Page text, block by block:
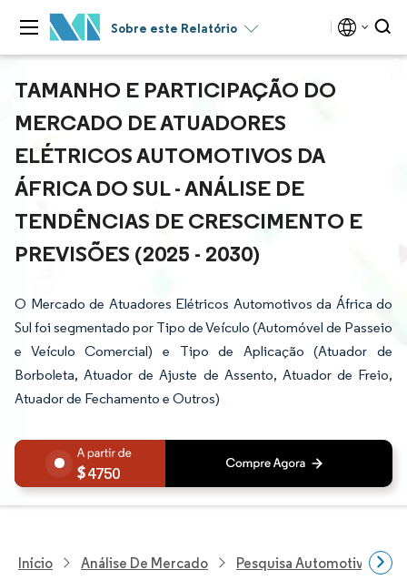
Sobre este Relatório
TAMANHO E PARTICIPAÇÃO DO
MERCADO DE ATUADORES
ELÉTRICOS AUTOMOTIVOS DA
ÁFRICA DO SUL - ANÁLISE DE
TENDÊNCIAS DE CRESCIMENTO E
PREVISÕES (2025 - 2030)
O Mercado de Atuadores Elétricos Automotivos da África do
Sul foi segmentado por Tipo de Veículo (Automóvel de Passeio
e Veículo Comercial) e Tipo de Aplicação (Atuador de
Borboleta, Atuador de Ajuste de Assento, Atuador de Freio,
Atuador de Fechamento e Outros)
4750
Início Análise De Mercado Pesquisa Automotiva